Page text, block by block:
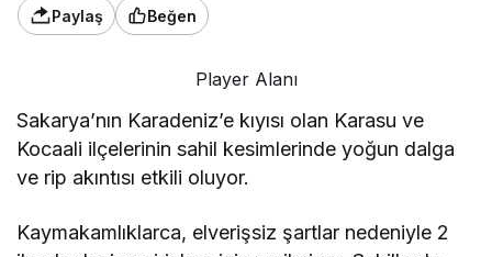
Paylaş Beğen
Player Alanı
Sakarya’nın Karadeniz’e kıyısı olan Karasu ve
Kocaali ilçelerinin sahil kesimlerinde yoğun dalga
ve rip akıntısı etkili oluyor.
Kaymakamlıklarca, elverişsiz şartlar nedeniyle 2